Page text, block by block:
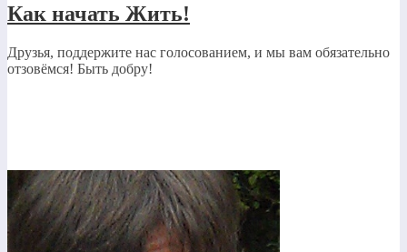
Как начать Жить!
Друзья, поддержите нас голосованием, и мы вам обязательно
отзовёмся! Быть добру!